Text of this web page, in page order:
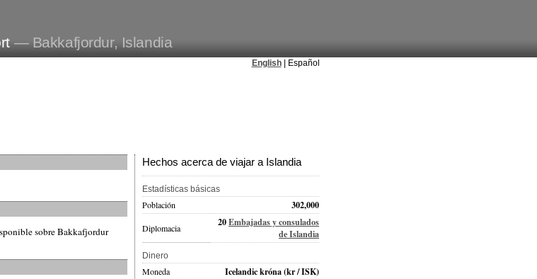
— Bakkafjordur, Islandia
English| Español
sobre Bakkafjordur
Hechos acerca de viajar a Islandia
Estadísticas básicas
Población 302,000
Diplomacia 20Embajadas y consulados
de Islandia
Dinero
Moneda Icelandic króna(kr / ISK)